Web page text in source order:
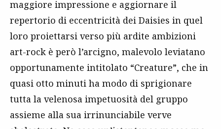
maggiore impressione e aggiornare il
repertorio di eccentricità dei Daisies in quel
loro proiettarsi verso più ardite ambizioni
art-rock è però l’arcigno, malevolo leviatano
opportunamente intitolato “Creature”, che in
quasi otto minuti ha modo di sprigionare
tutta la velenosa impetuosità del gruppo
assieme alla sua irrinunciabile verve